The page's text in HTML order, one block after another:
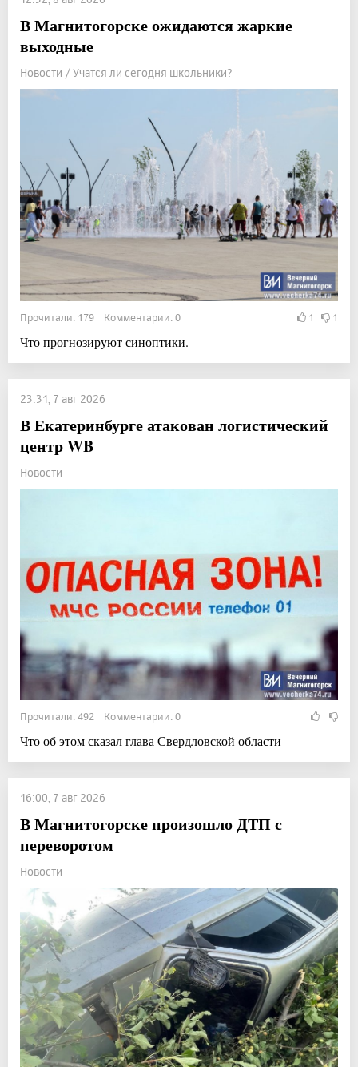
В Магнитогорске ожидаются жаркие
выходные
Новости / Учатся ли сегодня школьники?
Прочитали: 179 Комментарии: 0 1 1
Что прогнозируют синоптики.
23:31, 7 авг 2026
В Екатеринбурге атакован логистический
центр WB
Новости
Прочитали: 492 Комментарии: 0
Что об этом сказал глава Свердловской области
16:00, 7 авг 2026
В Магнитогорске произошло ДТП с
переворотом
Новости